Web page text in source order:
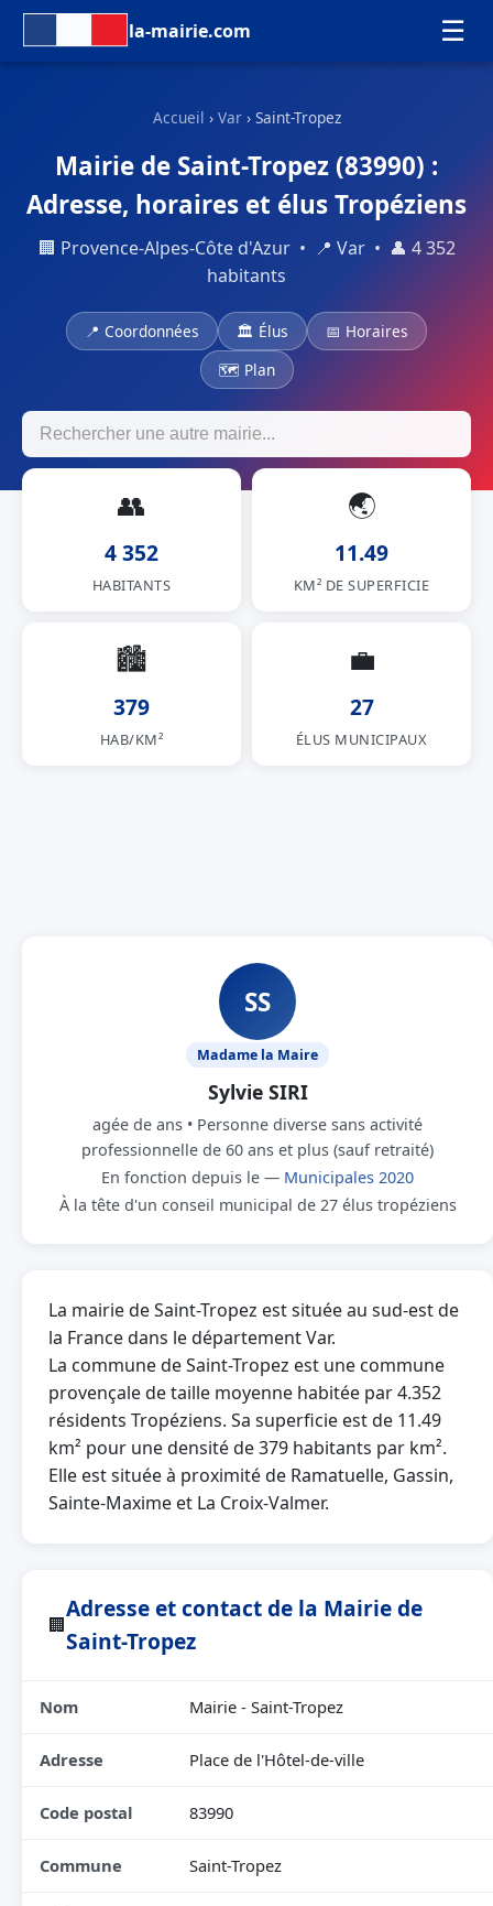
la-mairie.com ☰
Accueil › Var› Saint-Tropez
Mairie de Saint-Tropez (83990) :
Adresse, horaires et élus Tropéziens
🏢 Provence-Alpes-Côte d'Azur • 📍 Var • 👤 4 352
habitants
📍 Coordonnées 🏛 Élus
📅 Horaires
🗺 Plan
👥
4 352
HABITANTS
🌏
11.49
KM² DE SUPERFICIE
🏙
379
HAB/KM²
💼
27
ÉLUS MUNICIPAUX
SS
Madame la Maire
Sylvie SIRI
agée de ans • Personne diverse sans activité
professionnelle de 60 ans et plus (sauf retraité)
En fonction depuis le — Municipales 2020
À la tête d'un conseil municipal de 27 élus tropéziens
La mairie de Saint-Tropez est située au sud-est de
la France dans le département Var.
La commune de Saint-Tropez est une commune
provençale de taille moyenne habitée par 4.352
résidents Tropéziens. Sa superficie est de 11.49
km² pour une densité de 379 habitants par km².
Elle est située à proximité de Ramatuelle, Gassin,
Sainte-Maxime et La Croix-Valmer.
🏢
Adresse et contact de la Mairie de
Saint-Tropez
Nom Mairie - Saint-Tropez
Adresse Place de l'Hôtel-de-ville
Code postal 83990
Commune Saint-Tropez